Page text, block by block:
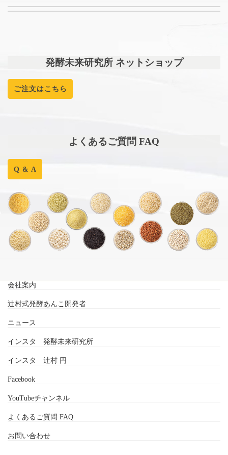
発酵未来研究所 ネットショップ
ご注文はこちら
よくあるご質問 FAQ
Q & A
会社案内
辻村式発酵あんこ開発者
ニュース
インスタ 発酵未来研究所
インスタ 辻村 円
Facebook
YouTubeチャンネル
よくあるご質問 FAQ
お問い合わせ